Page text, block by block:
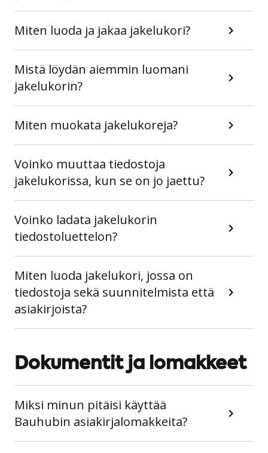
Miten luoda ja jakaa jakelukori?
Mistä löydän aiemmin luomani
jakelukorin?
Miten muokata jakelukoreja?
Voinko muuttaa tiedostoja
jakelukorissa, kun se on jo jaettu?
Voinko ladata jakelukorin
tiedostoluettelon?
Miten luoda jakelukori, jossa on
tiedostoja sekä suunnitelmista että
asiakirjoista?
Dokumentit ja lomakkeet
Miksi minun pitäisi käyttää
Bauhubin asiakirjalomakkeita?